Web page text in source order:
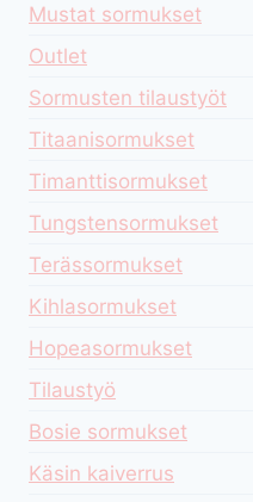
Mustat sormukset
Outlet
Sormusten tilaustyöt
Titaanisormukset
Timanttisormukset
Tungstensormukset
Terässormukset
Kihlasormukset
Hopeasormukset
Tilaustyö
Bosie sormukset
Käsin kaiverrus